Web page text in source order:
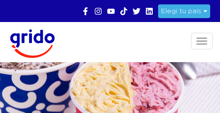
Elegí tu país